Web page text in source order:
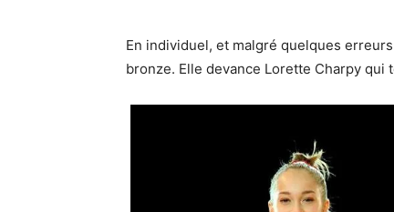
En individuel, et malgré quelques
bronze. Elle devance Lorette Charpy qui